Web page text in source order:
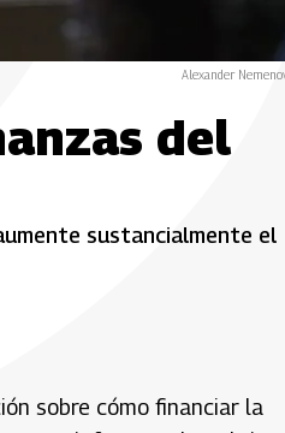
Alexander
del
sustancialmente el
sobre cómo financiar la